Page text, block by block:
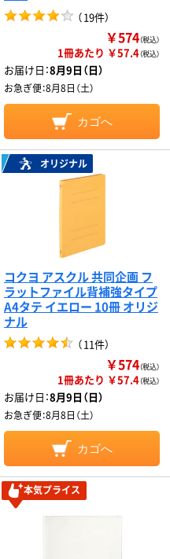
（19件）
￥574（税込）
1冊あたり ￥57.4（税込）
お届け日：8月9日（日）
お急ぎ便：8月8日（土）
カゴへ
オリジナル
コクヨ アスクル 共同企画 フ
ラットファイル背補強タイプ
A4タテ イエロー 10冊 オリジ
ナル
（11件）
￥574（税込）
1冊あたり ￥57.4（税込）
お届け日：8月9日（日）
お急ぎ便：8月8日（土）
カゴへ
本気プライス